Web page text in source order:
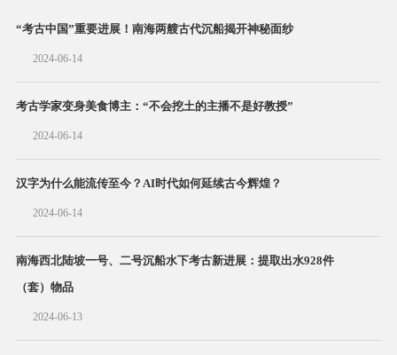
“考古中国”重要进展！南海两艘古代沉船揭开神秘面纱
2024-06-14
考古学家变身美食博主：“不会挖土的主播不是好教授”
2024-06-14
汉字为什么能流传至今？AI时代如何延续古今辉煌？
2024-06-14
南海西北陆坡一号、二号沉船水下考古新进展：提取出水928件
（套）物品
2024-06-13